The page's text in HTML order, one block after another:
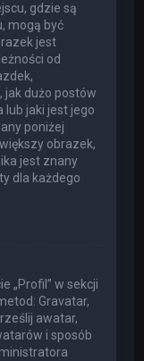
gdzie są
mogą być
jest
od
jak dużo postów
lub jaki jest jego
poniżej
obrazek,
jest znany
dla każdego
„Profil” w sekcji
Gravatar,
awatar,
i sposób